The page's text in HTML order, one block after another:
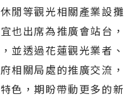
閒等觀光相關產業設攤
也出席為推廣會站台，
並透過花蓮觀光業者、
相關局處的推廣交流，
色，期盼帶動更多的新